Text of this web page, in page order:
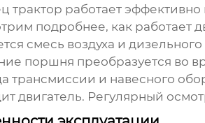
трактор работаетэффективно
подробнее, как работает
смесь воздуха и
поршня преобразуется во
трансмиссии и навесного
двигатель. Регулярный